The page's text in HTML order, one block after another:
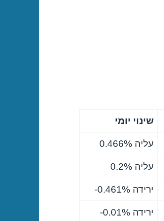
שינוי יומי
עליה 0.466%
עליה 0.2%
ירידה ‎-0.461%
ירידה ‎-0.01%